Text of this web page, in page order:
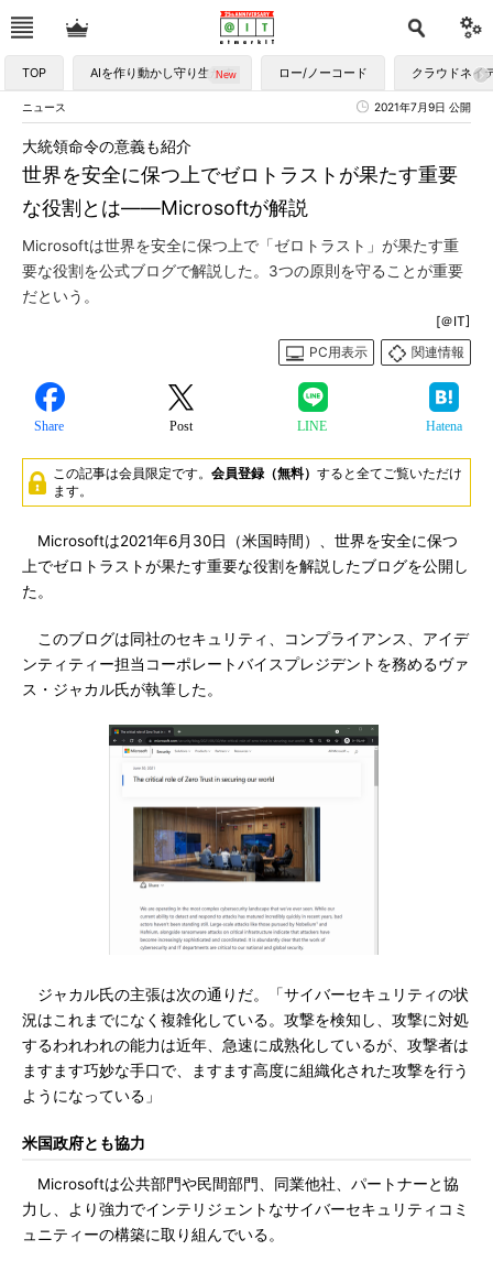
TOP AIを作り動かし守り生かす ロー/ノーコード クラウドネイ
ニュース 2021年7月9日 公開
世界を安全に保つ上でゼロトラストが果たす重要
な役割とは――Microsoftが解説
大統領命令の意義も紹介
Microsoftは世界を安全に保つ上で「ゼロトラスト」が果たす重
要な役割を公式ブログで解説した。3つの原則を守ることが重要
だという。
[＠IT]
PC用表示
関連情報
Share Post LINE Hatena
この記事は会員限定です。 会員登録（無料） すると全てご覧いただけ
ます。
Microsoftは2021年6月30日（米国時間）、世界を安全に保つ
上でゼロトラストが果たす重要な役割を解説したブログを公開し
た。
このブログは同社のセキュリティ、コンプライアンス、アイデ
ンティティー担当コーポレートバイスプレジデントを務めるヴァ
ス・ジャカル氏が執筆した。
ジャカル氏の主張は次の通りだ。「サイバーセキュリティの状
況はこれまでになく複雑化している。攻撃を検知し、攻撃に対処
するわれわれの能力は近年、急速に成熟化しているが、攻撃者は
ますます巧妙な手口で、ますます高度に組織化された攻撃を行う
ようになっている」
米国政府とも協力
Microsoftは公共部門や民間部門、同業他社、パートナーと協
力し、より強力でインテリジェントなサイバーセキュリティコミ
ュニティーの構築に取り組んでいる。